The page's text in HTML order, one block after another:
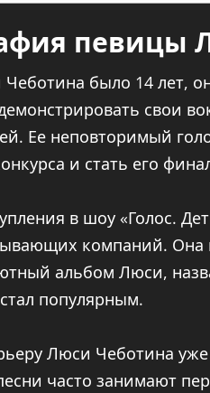
певицы
было 14 лет,
свои
Ее неповторимый
и стать его
в шоу «Голос.
компаний. Она
альбом Люси,
популярным.
Люси Чеботина
часто занимают